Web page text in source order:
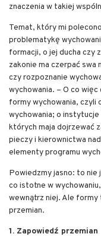
znaczenia w takiej
Temat, który mi
problematykę
formacji, o jej ducha czy
zakonie ma czerpać swa
czy rozpoznanie
wychowania. – O co
formy wychowania, czyli
wychowania; o
których maja dojrzewać
pieczy i kierownictwa
elementy programu
Powiedzmy jasno: to nie
co istotne w
wewnątrz niej. Ale
przemian.
1. Zapowiedź przemian